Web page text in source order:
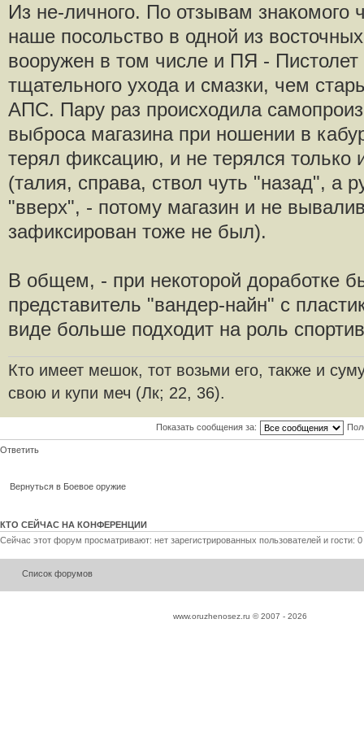
Из не-личного. По отзывам знакомого
наше посольство в одной из
вооружен в том числе и ПЯ - Пистолет
тщательного ухода и смазки, чем
АПС. Пару раз происходила
выброса магазина при ношении в
терял фиксацию, и не терялся только
(талия, справа, ствол чуть "назад", а
"вверх", - потому магазин и не
зафиксирован тоже не был).
В общем, - при некоторой доработке
представитель "вандер-найн" с
виде больше подходит на роль
Кто имеет мешок, тот возьми его, также и
свою и купи меч (Лк; 22, 36).
Показать сообщения за:
Ответить
Вернуться в Боевое оружие
КТО СЕЙЧАС НА КОНФЕРЕНЦИИ
Сейчас этот форум просматривают: нет зарегистрированных пользователей и гости: 0
Список форумов
www.oruzhenosez.ru © 2007 - 2026